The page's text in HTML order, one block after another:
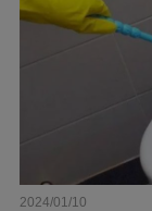
2024/01/10